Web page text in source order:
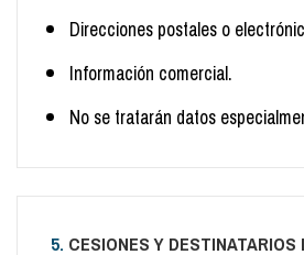
Direcciones postales o
Información comercial.
No se tratarán datos
5.CESIONES Y